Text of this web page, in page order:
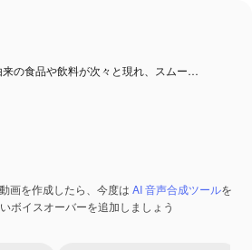
来の食品や飲料が次々と現れ、スムー…
画を作成したら、今度は AI 音声合成ツールを
ボイスオーバーを追加しましょう